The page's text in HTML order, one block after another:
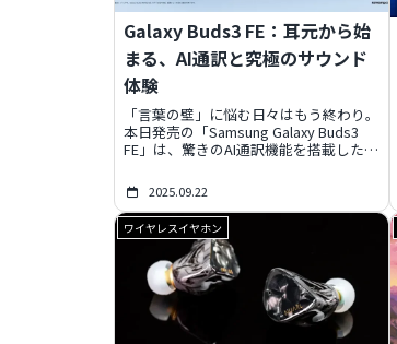
Galaxy Buds3 FE：耳元から始
まる、AI通訳と究極のサウンド
体験
「言葉の壁」に悩む日々はもう終わり。
本日発売の「Samsung Galaxy Buds3
FE」は、驚きのAI通訳機能を搭載したエ
質、進化したノイズキャンセリング、そ
して洗練されたデザインまで兼ね備え、
あなたの日常を劇的にスマートに進化さ
せます。この価格で手に入る未来の体験
を、今すぐチェックしましょう。
2025.09.22
ワイヤレスイヤホン